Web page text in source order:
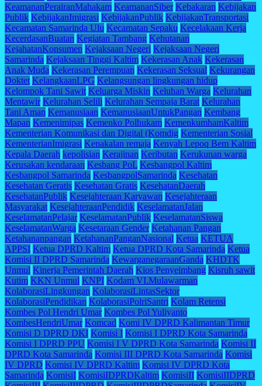
KeamananPerairanMahakam KeamananSiber Kebakaran Kebijakan
Publik KebijakanImigrasi KebijakanPublik KebijakanTransportasi
Kecamatan Samarinda Ulu Kecamatan Sepaku Kecelakaan Kerja
KecerdasanBuatan Kegiatan Tambang Kehutanan
KejahatanKonsumen Kejaksaan Negeri Kejaksaan Negeri
Samarinda Kejaksaan Tinggi Kaltim Kekerasan Anak Kekerasan
Anak Muda Kekerasan Perempuan Kekerasan Seksual Kekurangan
Doktet KelangkaanLPG Kelangsungan lingkungan hidup
Kelompok Tani Sawit Keluarga Miskin Keluhan Warga Kelurahan
Mentawir Kelurahan Selili Kelurahan Sempaja Barat Kelurahan
Tani Aman Kemanusiaan KemanusiaanUntukPangan Kembang
Mapan Kemenimipas Kemenko Polhukam KemenkumhamKaltim
Kementerian Komunikasi dan Digital (Komdig Kementerian Sosial
KementerianImigrasi Kenakalan remaja Kenyah Lepoq Bem Kaltim
Kepala Daerah kepolisian Kerajinan Keributan Kerukunan warga
Kerusakan kendaraan Kesbang PoL Kesbangpol Kaltim
Kesbangpol Samarinda KesbangpolSamarinda Kesehatan
Kesehatan Geratis Kesehatan Gratis KesehatanDaerah
KesehatanPublik Kesejahteraan Karyawan Kesejahteraan
Masyarakat KesejahteraanPendidik KeselamatanJalan
KeselamatanPelajar KeselamatanPublik KeselamatanSiswa
KeselamatanWarga Kesetaraan Gender Ketahanan Pangan
Ketahananpangan KetahananPanganNasional Ketua KETUA
APPSI Ketua DPRD Kaltim Ketua DPRD Kota Samarinda Ketua
Komisi II DPRD Samarinda KewarganegaraanGanda KHDTK
Unmul Kinerja Pemerintah Daerah Kios Penyeimbang Kisruh sawit
Kutim KKN Unmul KNPI Kodam VI.Mulawarman
KolaborasiLingkungan KolaborasiLintasSektor
KolaborasiPendidikan KolaborasiPolriSantri Kolam Retensi
Kombes Pol Hendri Umar Kombes Pol Yuliyanto
KombesHendriUmar Komcad Komi IV DPRD Kalimantan Timur
Komisi D DPRD DKI Komisi I Komisi I DPRD Kota Samarinda
Komisi I DPRD PPU Komisi I V DPRD Kota Samarinda Komisi II
DPRD Kota Samarinda Komisi III DPRD Kota Samarinda Komisi
IV DPRD Komisi IV DPRD Kaltim Komisi IV DPRD Kota
Samarinda KomisiI KomisiIDPRDKaltim KomisiII KomisiIIDPRD